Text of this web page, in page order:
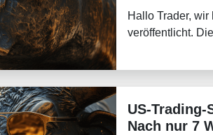
Hallo Trader,
veröffentlicht.
Tradingerfolge
US-
Nach nur 7